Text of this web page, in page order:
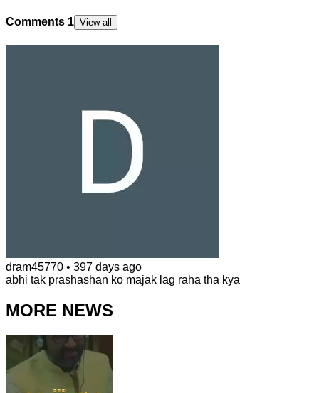
Comments 1 View all
dram45770 • 397 days ago
abhi tak prashashan ko majak lag raha tha kya
MORE NEWS